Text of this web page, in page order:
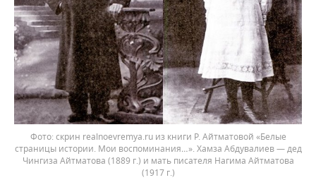
Фото: скрин realnoevremya.ru из книги Р. Айтматовой «Белые
страницы истории. Мои воспоминания…». Хамза Абдувалиев — дед
Чингиза Айтматова (1889 г.) и мать писателя Нагима Айтматова
(1917 г.)